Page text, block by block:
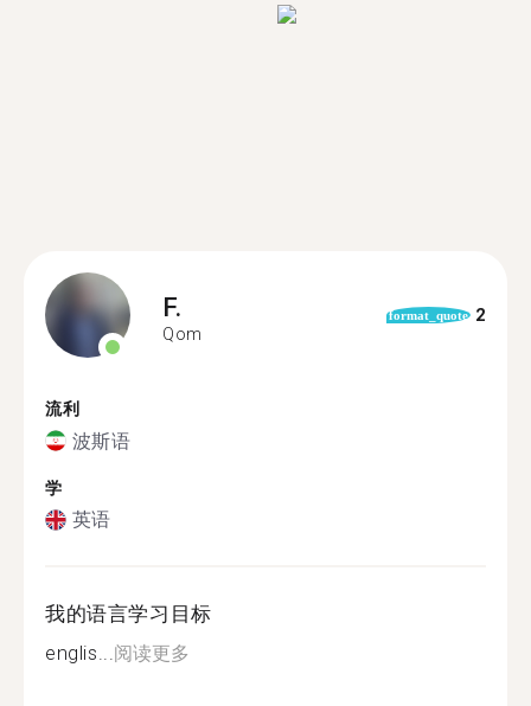
F.
Qom
format_quote 2
流利
波斯语
学
英语
我的语言学习目标
englis...阅读更多